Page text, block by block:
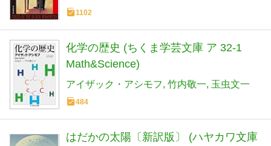
1102
化学の歴史 (ちくま学芸文庫 ア 32-1
Math&Science)
アイザック・アシモフ 竹内敬一 玉虫文一
484
はだかの太陽〔新訳版〕 (ハヤカワ文庫